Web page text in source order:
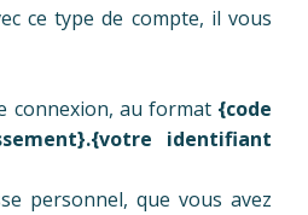
ce type de compte, il vous
connexion, au format {code
identifiant
personnel, que vous avez